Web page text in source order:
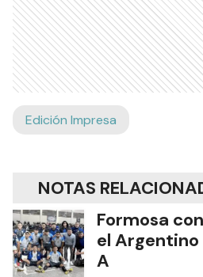
Edición Impresa
NOTAS
Formosa
el Argentino
A